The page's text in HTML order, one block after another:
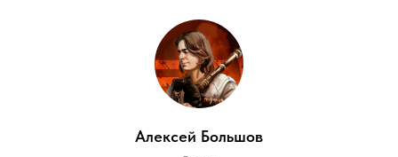
Алексей Большов